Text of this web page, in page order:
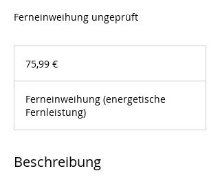
Ferneinweihung ungeprüft
75,99 €
Ferneinweihung (energetische
Fernleistung)
Beschreibung